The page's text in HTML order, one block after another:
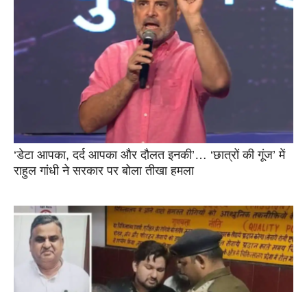
‘डेटा आपका, दर्द आपका और दौलत इनकी’… ‘छात्रों की गूंज’ में
राहुल गांधी ने सरकार पर बोला तीखा हमला